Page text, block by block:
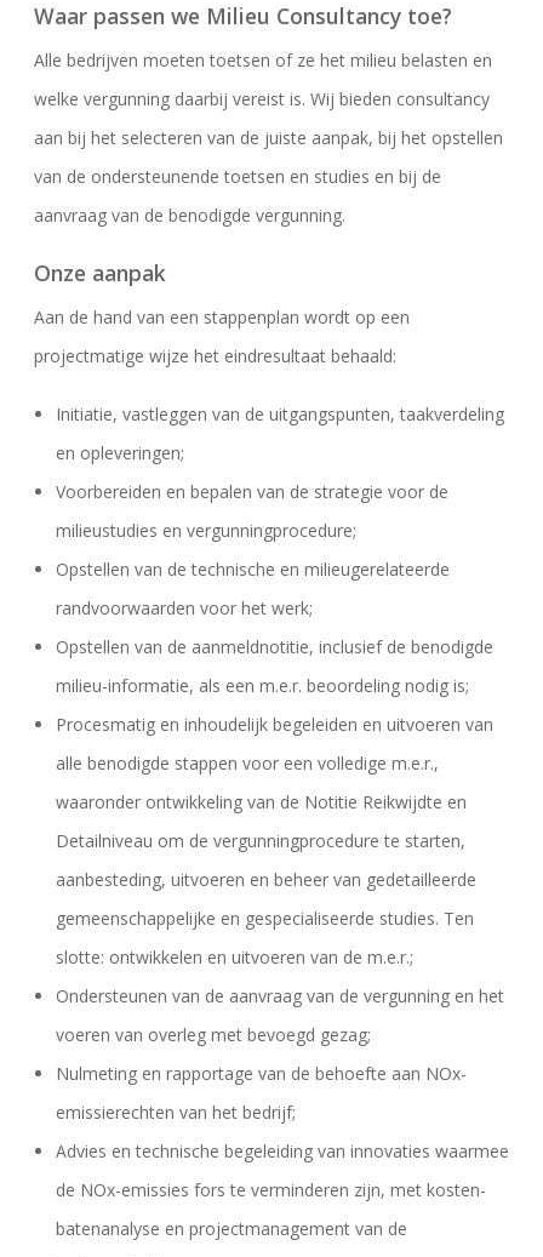
Waar passen we Milieu Consultancy toe?
Alle bedrijven moeten toetsen of ze het milieu belasten en
welke vergunning daarbij vereist is. Wij bieden consultancy
aan bij het selecteren van de juiste aanpak, bij het opstellen
van de ondersteunende toetsen en studies en bij de
aanvraag van de benodigde vergunning.
Onze aanpak
Aan de hand van een stappenplan wordt op een
projectmatige wijze het eindresultaat behaald:
Initiatie, vastleggen van de uitgangspunten, taakverdeling
en opleveringen;
Voorbereiden en bepalen van de strategie voor de
milieustudies en vergunningprocedure;
Opstellen van de technische en milieugerelateerde
randvoorwaarden voor het werk;
Opstellen van de aanmeldnotitie, inclusief de benodigde
milieu-informatie, als een m.e.r. beoordeling nodig is;
Procesmatig en inhoudelijk begeleiden en uitvoeren van
alle benodigde stappen voor een volledige m.e.r.,
waaronder ontwikkeling van de Notitie Reikwijdte en
Detailniveau om de vergunningprocedure te starten,
aanbesteding, uitvoeren en beheer van gedetailleerde
gemeenschappelijke en gespecialiseerde studies. Ten
slotte: ontwikkelen en uitvoeren van de m.e.r.;
Ondersteunen van de aanvraag van de vergunning en het
voeren van overleg met bevoegd gezag;
Nulmeting en rapportage van de behoefte aan NOx-
emissierechten van het bedrijf;
Advies en technische begeleiding van innovaties waarmee
de NOx-emissies fors te verminderen zijn, met kosten-
batenanalyse en projectmanagement van de